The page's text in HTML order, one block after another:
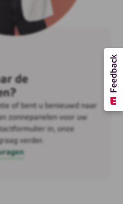
de
of bent u benieuwd naar
zonnepanelen voor uw
in, onze
verder.